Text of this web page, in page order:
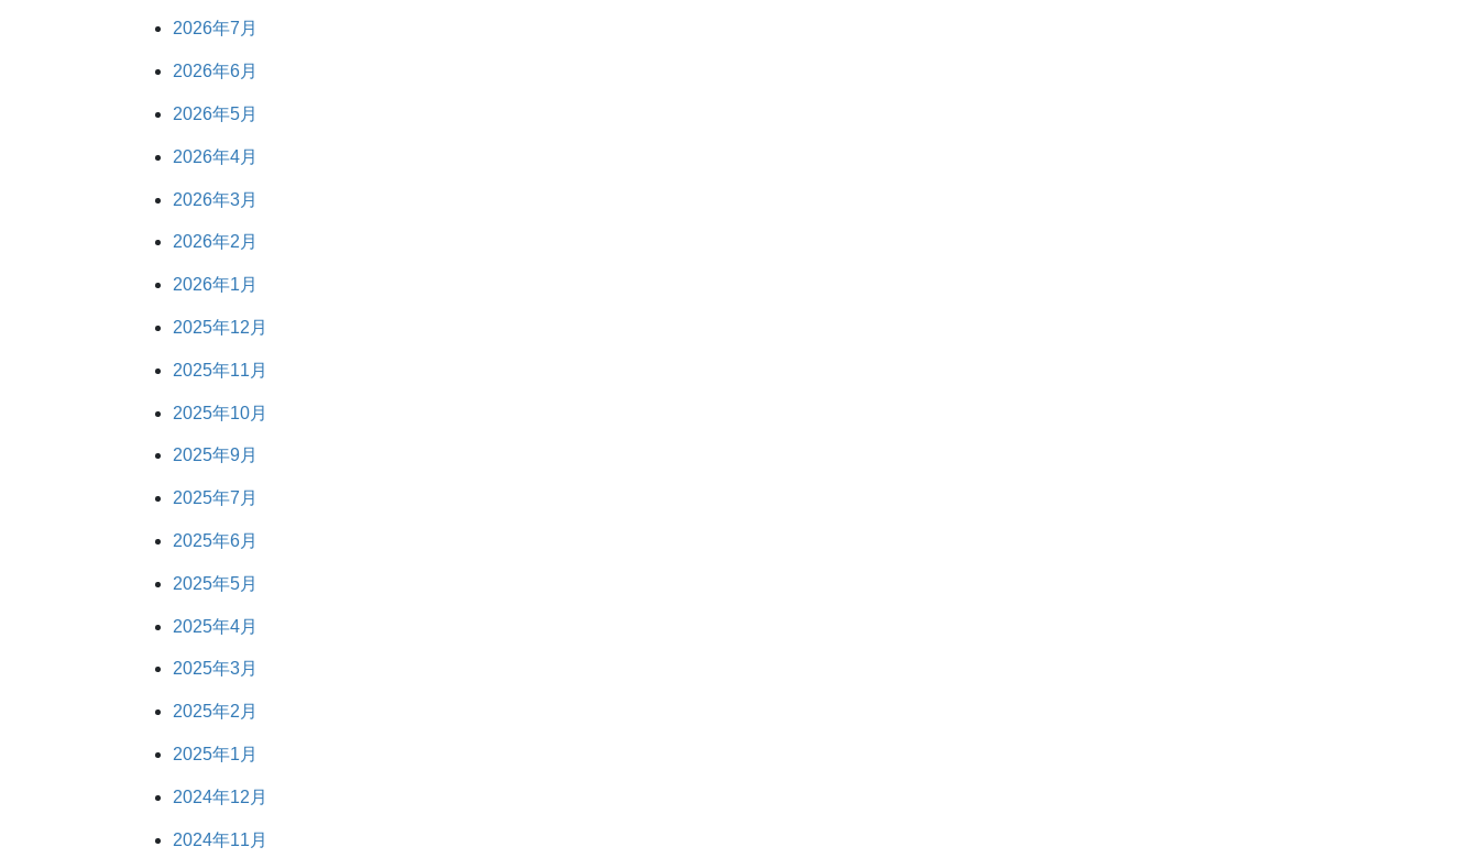
2026年7月
2026年6月
2026年5月
2026年4月
2026年3月
2026年2月
2026年1月
2025年12月
2025年11月
2025年10月
2025年9月
2025年7月
2025年6月
2025年5月
2025年4月
2025年3月
2025年2月
2025年1月
2024年12月
2024年11月